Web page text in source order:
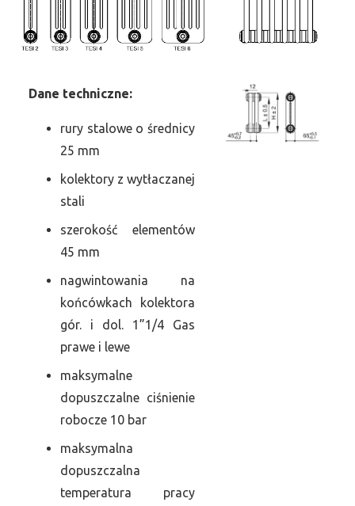
Dane techniczne:
rury stalowe o średnicy
25 mm
kolektory z wytłaczanej
stali
szerokość elementów
45 mm
nagwintowania na
końcówkach kolektora
gór. i dol. 1”1/4 Gas
prawe i lewe
maksymalne
dopuszczalne ciśnienie
robocze 10 bar
maksymalna
dopuszczalna
temperatura pracy